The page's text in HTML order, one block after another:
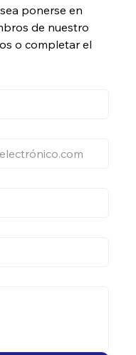
ponerse en
de nuestro
o completar el